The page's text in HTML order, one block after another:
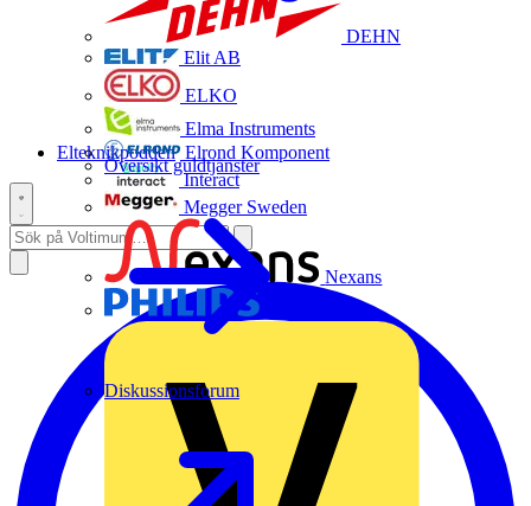
DEHN
Elit AB
ELKO
Elma Instruments
Elrond Komponent
Interact
Megger Sweden
Nexans
Översikt guldtjänster
Diskussionsforum
Elteknikpodden